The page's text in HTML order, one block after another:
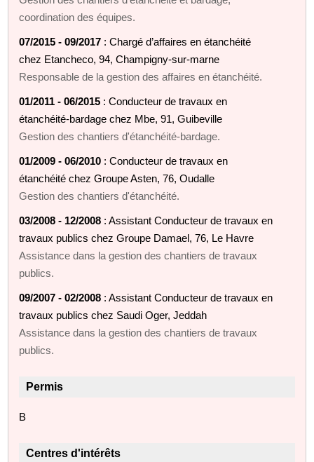
coordination des équipes.
07/2015 - 09/2017 : Chargé d’affaires en étanchéité
chez Etancheco, 94, Champigny-sur-marne
Responsable de la gestion des affaires en étanchéité.
01/2011 - 06/2015 : Conducteur de travaux en
étanchéité-bardage chez Mbe, 91, Guibeville
Gestion des chantiers d'étanchéité-bardage.
01/2009 - 06/2010 : Conducteur de travaux en
étanchéité chez Groupe Asten, 76, Oudalle
Gestion des chantiers d'étanchéité.
03/2008 - 12/2008 : Assistant Conducteur de travaux en
travaux publics chez Groupe Damael, 76, Le Havre
Assistance dans la gestion des chantiers de travaux
publics.
09/2007 - 02/2008 : Assistant Conducteur de travaux en
travaux publics chez Saudi Oger, Jeddah
Assistance dans la gestion des chantiers de travaux
publics.
Permis
B
Centres d'intérêts